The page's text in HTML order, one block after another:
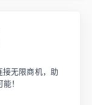
接无限商机，助
！